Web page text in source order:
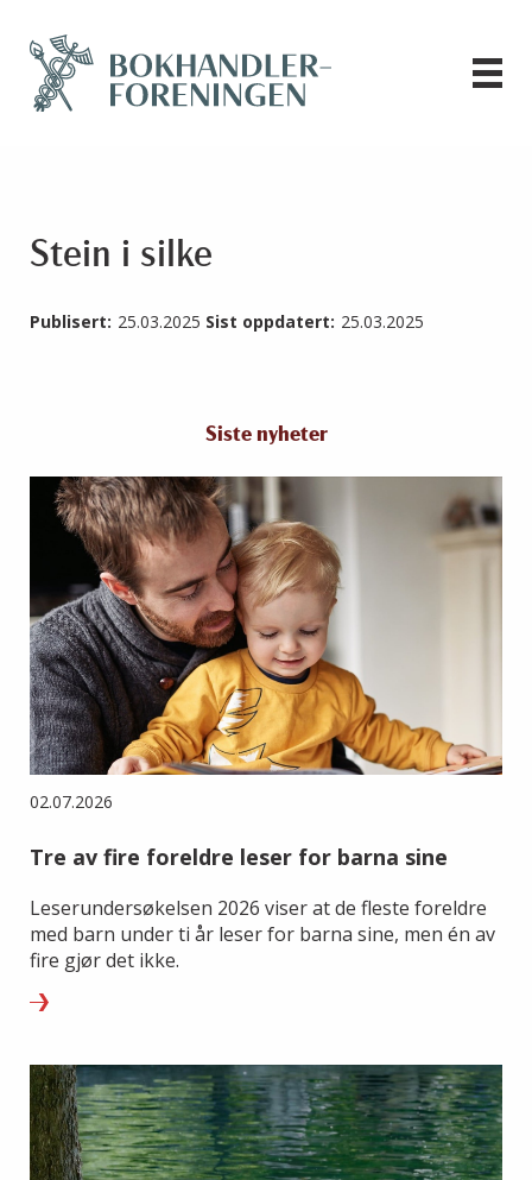
Stein i silke
Publisert: 25.03.2025 Sist oppdatert: 25.03.2025
Siste nyheter
02.07.2026
Tre av fire foreldre leser for barna sine
Leserundersøkelsen 2026 viser at de fleste foreldre
med barn under ti år leser for barna sine, men én av
fire gjør det ikke.